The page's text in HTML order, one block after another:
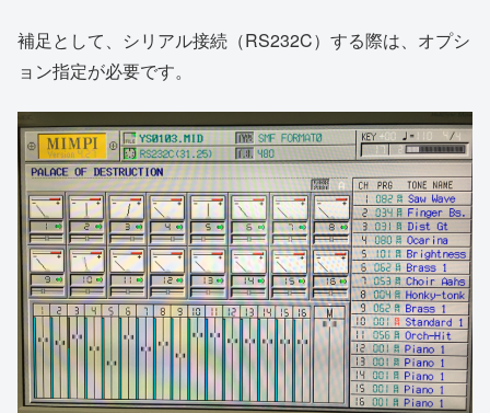
補足として、シリアル接続（RS232C）する際は、オプシ
ョン指定が必要です。